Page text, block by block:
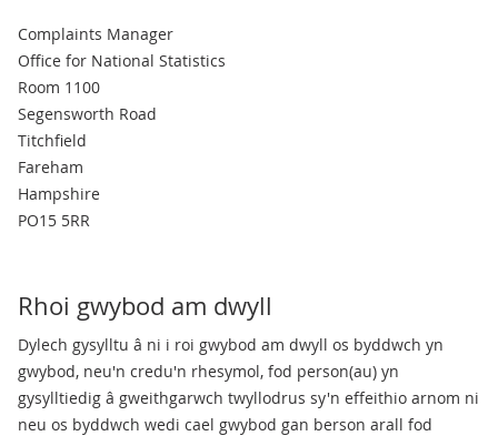
Complaints Manager
Office for National Statistics
Room 1100
Segensworth Road
Titchfield
Fareham
Hampshire
PO15 5RR
Rhoi gwybod am dwyll
Dylech gysylltu â ni i roi gwybod am dwyll os byddwch yn
gwybod, neu'n credu'n rhesymol, fod person(au) yn
gysylltiedig â gweithgarwch twyllodrus sy'n effeithio arnom ni
neu os byddwch wedi cael gwybod gan berson arall fod